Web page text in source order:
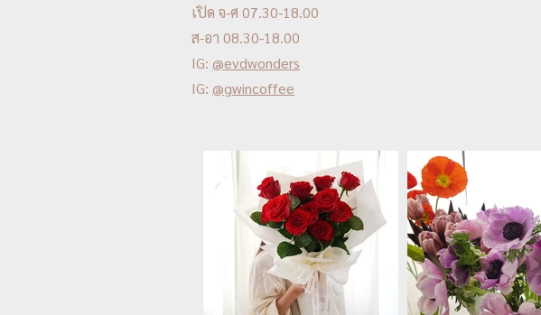
เปิด จ-ศ 07.30-18.00
ส-อา 08.30-18.00
IG: @evdwonders
IG: @gwincoffee